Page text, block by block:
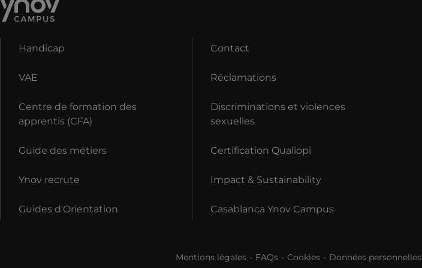
Handicap
VAE
Centre de formation des
apprentis (CFA)
Guide des métiers
Ynov recrute
Guides d'Orientation
Contact
Réclamations
Discriminations et violences
sexuelles
Certification Qualiopi
Impact & Sustainability
Casablanca Ynov Campus
Mentions légales FAQs Cookies Données personnelles